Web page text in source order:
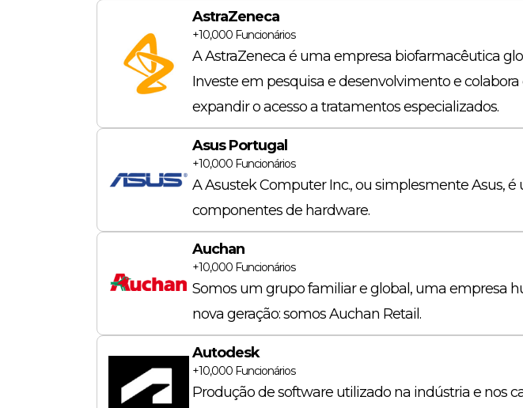
AstraZeneca
+10,000 Funcionários
A AstraZeneca é uma empresa biofarmacêutica
Investe em pesquisa e desenvolvimento e
expandir o acesso a tratamentos especializados.
Asus Portugal
+10,000 Funcionários
A Asustek Computer Inc., ou simplesmente Asus,
componentes de hardware.
Auchan
+10,000 Funcionários
Somos um grupo familiar e global, uma empresa
nova geração: somos Auchan Retail.
Autodesk
+10,000 Funcionários
Produção de software utilizado na indústria e nos